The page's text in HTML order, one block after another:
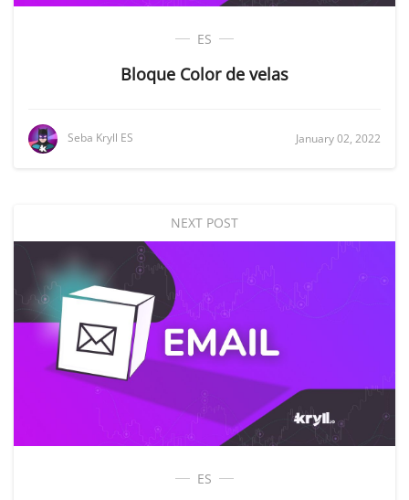
ES
Bloque Color de velas
Seba Kryll ES January 02, 2022
NEXT POST
ES